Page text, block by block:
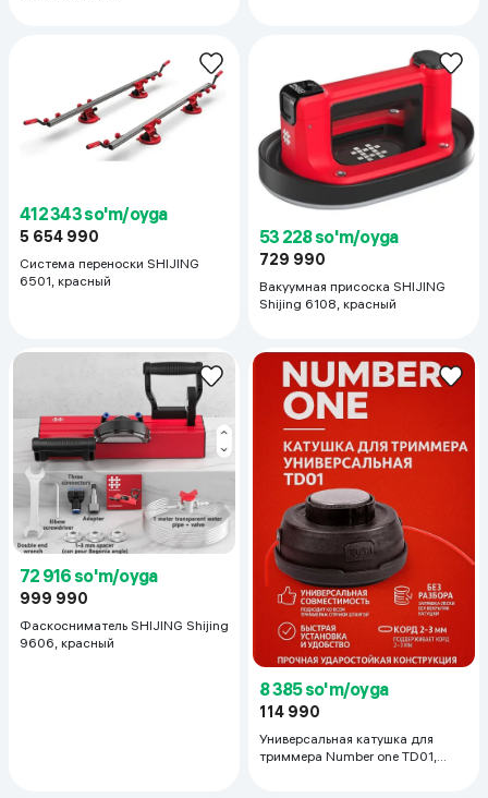
412 343 so'm/oyga
5 654 990
Система переноски SHIJING
6501, красный
53 228 so'm/oyga
729 990
Вакуумная присоска SHIJING
Shijing 6108, красный
72 916 so'm/oyga
999 990
Фаскосниматель SHIJING Shijing
9606, красный
8 385 so'm/oyga
114 990
Универсальная катушка для
триммера Number one TD01,